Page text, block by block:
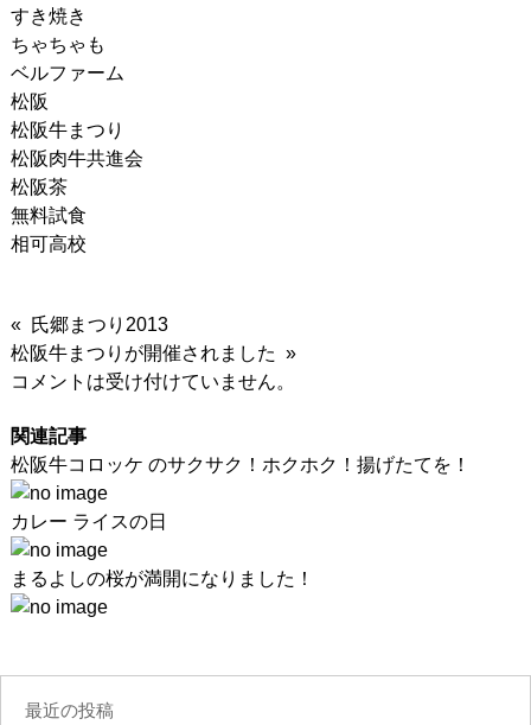
すき焼き
ちゃちゃも
ベルファーム
松阪
松阪牛まつり
松阪肉牛共進会
松阪茶
無料試食
相可高校
« 氏郷まつり2013
松阪牛まつりが開催されました »
コメントは受け付けていません。
関連記事
松阪牛コロッケ のサクサク！ホクホク！揚げたてを！
カレー ライスの日
まるよしの桜が満開になりました！
最近の投稿